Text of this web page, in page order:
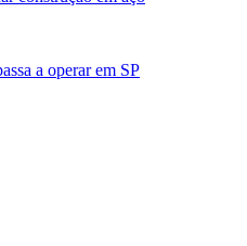
a operar em SP